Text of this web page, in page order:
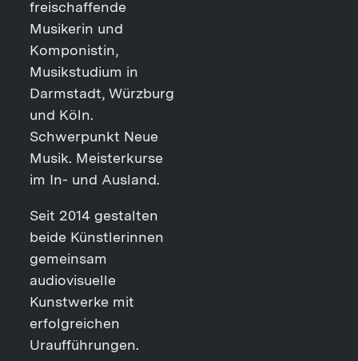
freischaffende
Musikerin und
Komponistin,
Musikstudium in
Darmstadt, Würzburg
und Köln.
Schwerpunkt Neue
Musik. Meisterkurse
im In- und Ausland.
Seit 2014 gestalten
beide Künstlerinnen
gemeinsam
audiovisuelle
Kunstwerke mit
erfolgreichen
Uraufführungen.